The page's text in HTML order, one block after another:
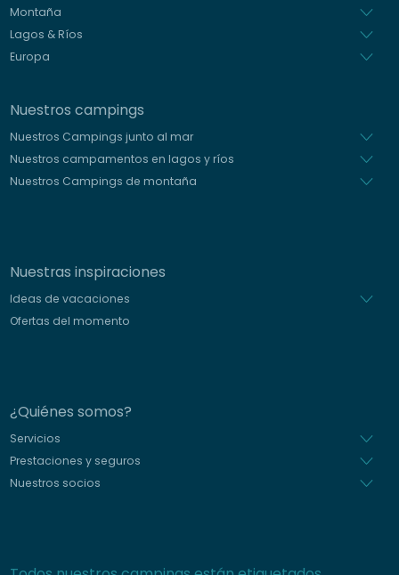
Montaña
Lagos & Ríos
Europa
Nuestros campings
Nuestros Campings junto al mar
Nuestros campamentos en lagos y ríos
Nuestros Campings de montaña
Nuestras inspiraciones
Ideas de vacaciones
Ofertas del momento
¿Quiénes somos?
Servicios
Prestaciones y seguros
Nuestros socios